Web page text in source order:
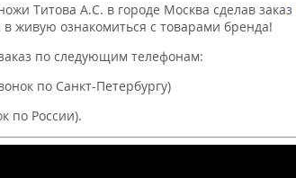
Титова А.С. в городе Москва сделав заказ
живую ознакомиться с товарами бренда!
по следующим телефонам:
по Санкт-Петербургу)
по России).